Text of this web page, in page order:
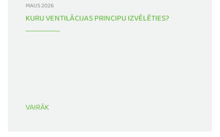
MAIJS 2026
KURU VENTILĀCIJAS PRINCIPU IZVĒLĒTIES?
VAIRĀK